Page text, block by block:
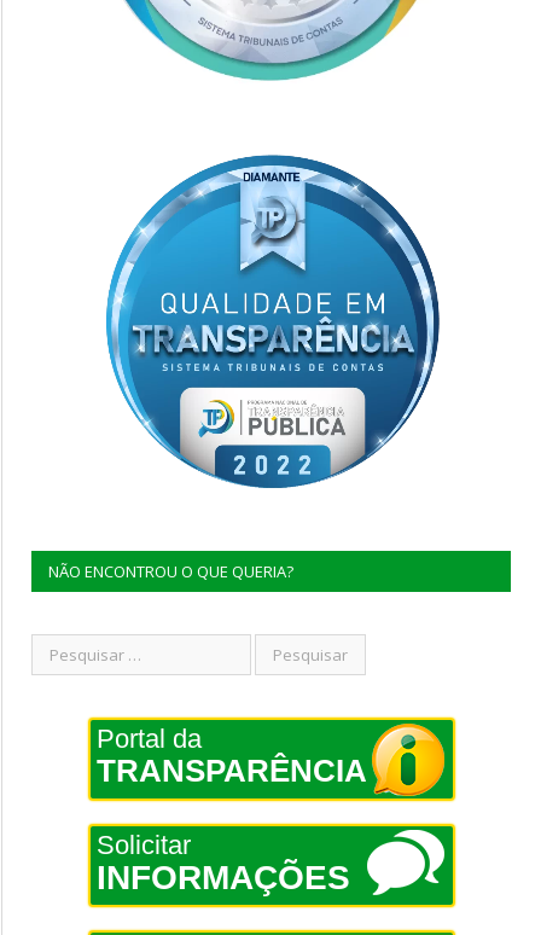
NÃO ENCONTROU O QUE QUERIA?
Portal da
TRANSPARÊNCIA
Solicitar
INFORMAÇÕES